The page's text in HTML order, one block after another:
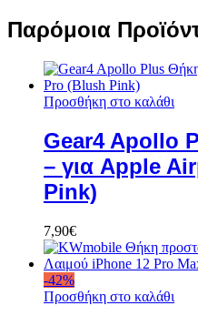
Παρόμοια
Προσθήκη στο καλάθι
Gear4 Apollo
– για Apple
Pink)
7,90€
-42%
Προσθήκη στο καλάθι